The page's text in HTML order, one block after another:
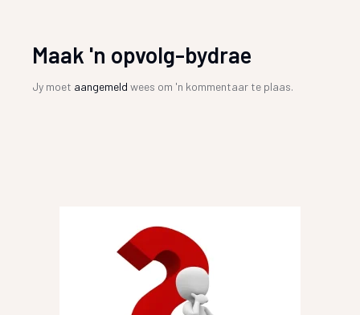
Maak 'n opvolg-bydrae
Jy moet aangemeld wees om 'n kommentaar te plaas.